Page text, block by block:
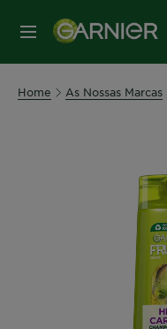
MENU
Home As Nossas Marcas